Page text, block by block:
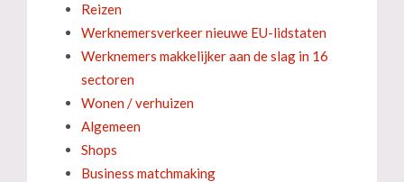
Reizen
Werknemersverkeer nieuwe EU-lidstaten
Werknemers makkelijker aan de slag in 16
sectoren
Wonen / verhuizen
Algemeen
Shops
Business matchmaking